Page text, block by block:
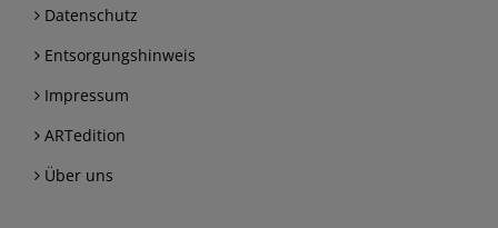
Datenschutz
Entsorgungshinweis
Impressum
ARTedition
Über uns